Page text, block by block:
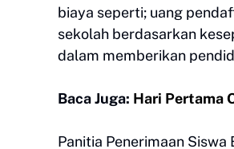
biaya seperti; uang
sekolah berdasarkan
dalam memberikan
Baca Juga: Hari Pertama
Panitia Penerimaan Siswa